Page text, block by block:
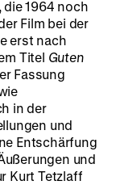
die 1964 noch
Film bei der
erst nach
Titel Guten
Fassung
in der
und
Entschärfung
und
Kurt Tetzlaff